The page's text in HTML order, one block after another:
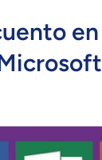
en